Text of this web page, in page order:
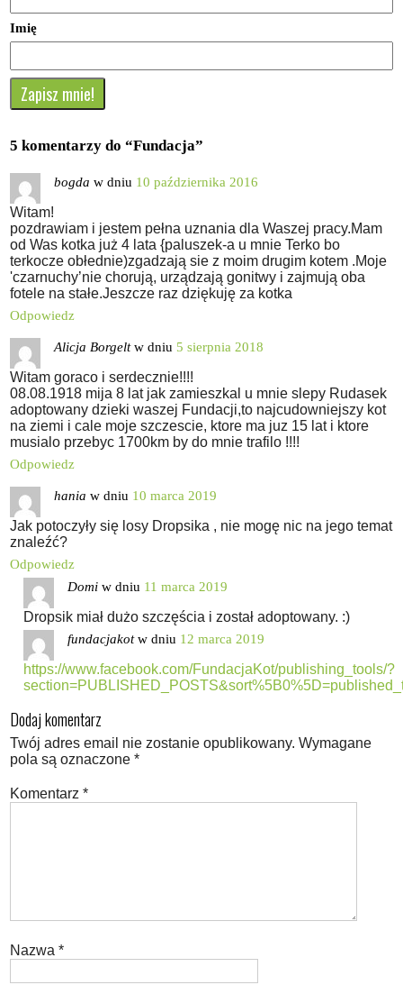
Imię
5 komentarzy do “Fundacja”
bogda w dniu 10 października 2016
Witam!
pozdrawiam i jestem pełna uznania dla Waszej pracy.Mam
od Was kotka już 4 lata {paluszek-a u mnie Terko bo
terkocze obłednie)zgadzają sie z moim drugim kotem .Moje
'czarnuchy’nie chorują, urządzają gonitwy i zajmują oba
fotele na stałe.Jeszcze raz dziękuję za kotka
Odpowiedz
Alicja Borgeltw dniu 5 sierpnia 2018
Witam goraco i serdecznie!!!!
08.08.1918 mija 8 lat jak zamieszkal u mnie slepy Rudasek
adoptowany dzieki waszej Fundacji,to najcudowniejszy kot
na ziemi i cale moje szczescie, ktore ma juz 15 lat i ktore
musialo przebyc 1700km by do mnie trafilo !!!!
Odpowiedz
hania w dniu 10 marca 2019
Jak potoczyły się losy Dropsika , nie mogę nic na jego temat
znaleźć?
Odpowiedz
Domi w dniu 11 marca 2019
Dropsik miał dużo szczęścia i został adoptowany. :)
fundacjakotw dniu 12 marca 2019
https://www.facebook.com/FundacjaKot/publishing_tools/?
Dodaj komentarz
Twój adres email nie zostanie opublikowany. Wymagane
pola są oznaczone*
Komentarz*
Nazwa*